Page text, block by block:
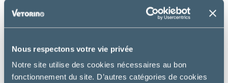
Nous respectons votre vie privée
Notre site utilise des cookies nécessaires au bon
fonctionnement du site. D’autres catégories de cookies